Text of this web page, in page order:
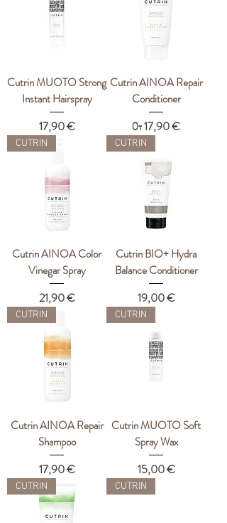
Cutrin MUOTO Strong
Instant Hairspray
Цена
17,90 €
Cutrin AINOA Repair
Conditioner
От17,90 €
Цена со скидкой
CUTRIN
Cutrin AINOA Color
Vinegar Spray
Цена
21,90 €
CUTRIN
Cutrin BIO+ Hydra
Balance Conditioner
Цена
19,00 €
CUTRIN
Cutrin AINOA Repair
Shampoo
Цена
17,90 €
CUTRIN
Cutrin MUOTO Soft
Spray Wax
Цена
15,00 €
CUTRIN CUTRIN